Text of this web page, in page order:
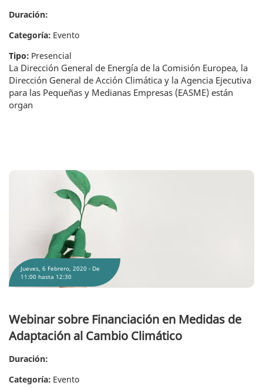
Duración:
Categoría: Evento
Tipo: Presencial
La Dirección General de Energía de la Comisión Europea, la
Dirección General de Acción Climática y la Agencia Ejecutiva
para las Pequeñas y Medianas Empresas (EASME) están
organ
Webinar sobre Financiación en Medidas de Adaptación al Cambio Climático
Webinar sobre Financiación en Medidas de
Adaptación al Cambio Climático
Duración:
Categoría: Evento
Jueves, 6 Febrero, 2020 - De
11:00 hasta 12:30